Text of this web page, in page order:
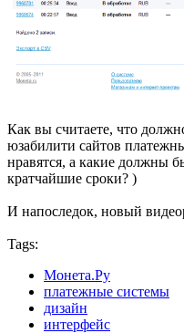
Как вы считаете, что
юзабилити сайтов
нравятся, а какие должны
кратчайшие сроки? )
И напоследок, новый
Tags:
Монета.Ру
платежные системы
дизайн
интерфейс